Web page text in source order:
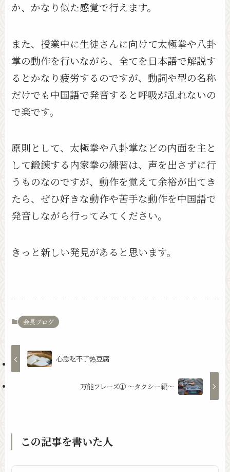
か、かなり似た感覚で行えます。
また、授業中に生徒さんに向けて太極拳や八卦
掌の動作を行いながら、全てを日本語で解説す
るとかなり疲労するのですが、動詞や型の名称
だけでも中国語で発音すると呼吸が乱れないの
で楽です。
原則として、太極拳や八卦掌などの内面を主と
して鍛錬する内家拳の練習は、声を出さずに行
うものなのですが、動作を覚えて余裕が出てき
たら、ぜひ好きな動作や苦手な動作を中国語で
発音しながら行ってみてください。
きっと新しい発見があると思います。
会長ブログ
心急吃不了热豆腐
万能フレーズ① 〜タクシー編〜
この記事を書いた人